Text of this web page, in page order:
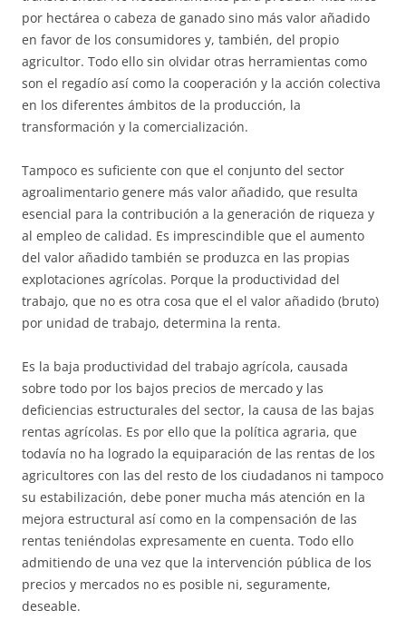
por hectárea o cabeza de ganado sino más valor añadido
en favor de los consumidores y, también, del propio
agricultor. Todo ello sin olvidar otras herramientas como
son el regadío así como la cooperación y la acción colectiva
en los diferentes ámbitos de la producción, la
transformación y la comercialización.
Tampoco es suficiente con que el conjunto del sector
agroalimentario genere más valor añadido, que resulta
esencial para la contribución a la generación de riqueza y
al empleo de calidad. Es imprescindible que el aumento
del valor añadido también se produzca en las propias
explotaciones agrícolas. Porque la productividad del
trabajo, que no es otra cosa que el el valor añadido (bruto)
por unidad de trabajo, determina la renta.
Es la baja productividad del trabajo agrícola, causada
sobre todo por los bajos precios de mercado y las
deficiencias estructurales del sector, la causa de las bajas
rentas agrícolas. Es por ello que la política agraria, que
todavía no ha logrado la equiparación de las rentas de los
agricultores con las del resto de los ciudadanos ni tampoco
su estabilización, debe poner mucha más atención en la
mejora estructural así como en la compensación de las
rentas teniéndolas expresamente en cuenta. Todo ello
admitiendo de una vez que la intervención pública de los
precios y mercados no es posible ni, seguramente,
deseable.